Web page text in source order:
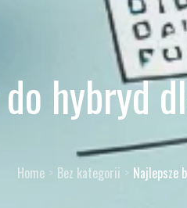
hybryd
Home Bez kategorii Najlepsze